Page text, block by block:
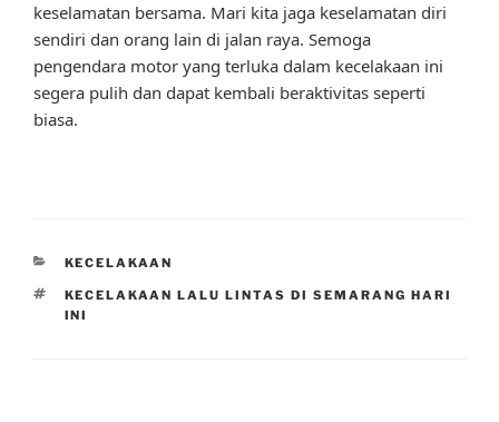
keselamatan bersama. Mari kita jaga keselamatan diri
sendiri dan orang lain di jalan raya. Semoga
pengendara motor yang terluka dalam kecelakaan ini
segera pulih dan dapat kembali beraktivitas seperti
biasa.
CATEGORIES
KECELAKAAN
TAGS
KECELAKAAN LALU LINTAS DI SEMARANG HARI
INI